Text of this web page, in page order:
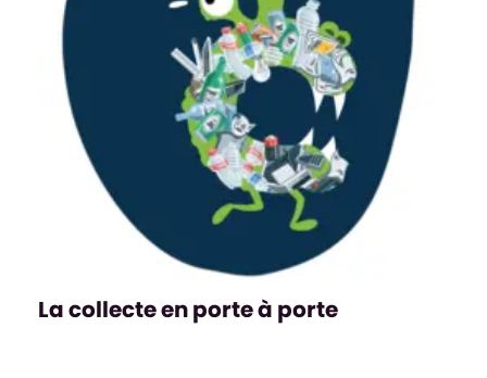
La collecte en porte à porte